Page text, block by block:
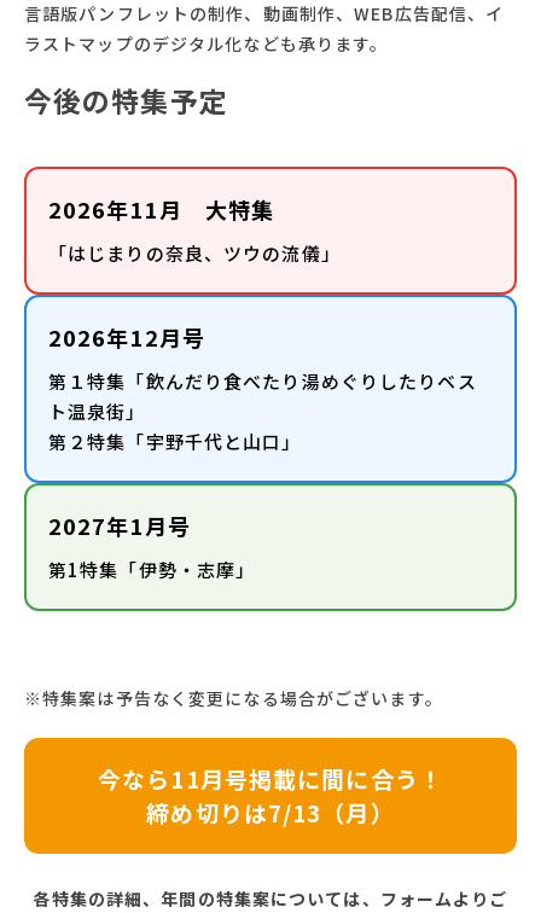
言語版パンフレットの制作、動画制作、WEB広告配信、イ
ラストマップのデジタル化なども承ります。
今後の特集予定
2026年11月 大特集
「はじまりの奈良、ツウの流儀」
2026年12月号
第１特集「飲んだり食べたり湯めぐりしたりベス
ト温泉街」
第２特集「宇野千代と山口」
2027年1月号
第1特集「伊勢・志摩」
※特集案は予告なく変更になる場合がございます。
今なら11月号掲載に間に合う！
締め切りは7/13（月）
各特集の詳細、年間の特集案については、フォームよりご